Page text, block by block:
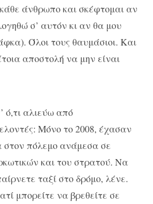
άνθρωπο και σκέφτομαι αν
σ’ αυτόν κι αν θα μου
Όλοι τους θαυμάσιοι. Και
αποστολή να μην είναι
ό,τι αλιεύω από
Μόνο το 2008, έχασαν
στον πόλεμο ανάμεσα σε
και του στρατού. Να
ταξί στο δρόμο, λένε.
μπορείτε να βρεθείτε σε